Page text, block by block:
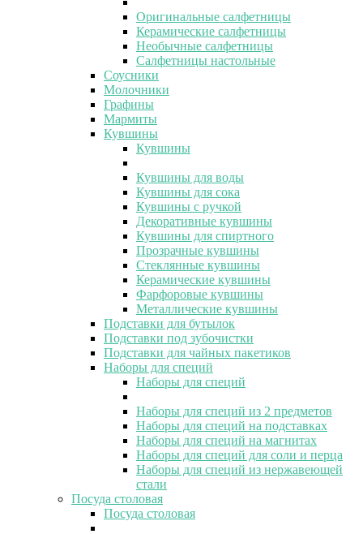
Оригинальные салфетницы
Керамические салфетницы
Необычные салфетницы
Салфетницы настольные
Соусники
Молочники
Графины
Мармиты
Кувшины
Кувшины
Кувшины для воды
Кувшины для сока
Кувшины с ручкой
Декоративные кувшины
Кувшины для спиртного
Прозрачные кувшины
Стеклянные кувшины
Керамические кувшины
Фарфоровые кувшины
Металлические кувшины
Подставки для бутылок
Подставки под зубочистки
Подставки для чайных пакетиков
Наборы для специй
Наборы для специй
Наборы для специй из 2 предметов
Наборы для специй на подставках
Наборы для специй на магнитах
Наборы для специй для соли и перца
Наборы для специй из нержавеющей
стали
Посуда столовая
Посуда столовая